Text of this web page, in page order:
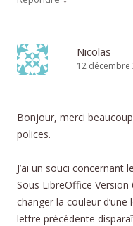
Nicolas
12 décembre
Bonjour, merci
polices.
J’ai un souci concernant
Sous LibreOffice Version
changer la couleur
lettre précédente